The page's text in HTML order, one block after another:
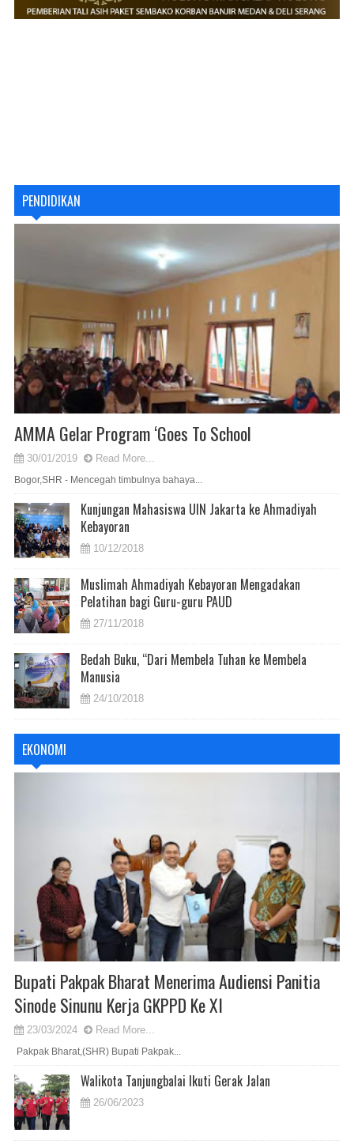
PENDIDIKAN
AMMA Gelar Program ‘Goes To School
30/01/2019 Read More...
Bogor,SHR - Mencegah timbulnya bahaya...
Kunjungan Mahasiswa UIN Jakarta ke Ahmadiyah
Kebayoran
10/12/2018
Muslimah Ahmadiyah Kebayoran Mengadakan
Pelatihan bagi Guru-guru PAUD
27/11/2018
Bedah Buku, “Dari Membela Tuhan ke Membela
Manusia
24/10/2018
EKONOMI
Bupati Pakpak Bharat Menerima Audiensi Panitia
Sinode Sinunu Kerja GKPPD Ke XI
23/03/2024 Read More...
Pakpak Bharat,(SHR) Bupati Pakpak...
Walikota Tanjungbalai Ikuti Gerak Jalan
26/06/2023